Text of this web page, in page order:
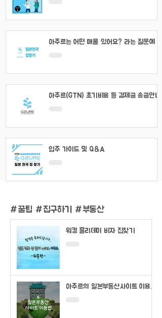
아주르는 어떤 매물 있어요? 라는 질문에 대
아주르(GTN) 초기비용 등 결제금 송금안내
입주 가이드 및 Q&A
#꿀팁 #집구하기 #부동산
워킹 홀리데이 비자 집찾기
아주르의 일본부동산사이트 이용법